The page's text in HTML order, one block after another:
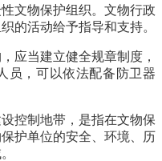
文物保护组织。文物行政
的活动给予指导和支持。
应当建立健全规章制度，
员，可以依法配备防卫器
控制地带，是指在文物保
护单位的安全、环境、历